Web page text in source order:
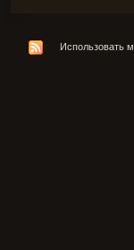
Использовать